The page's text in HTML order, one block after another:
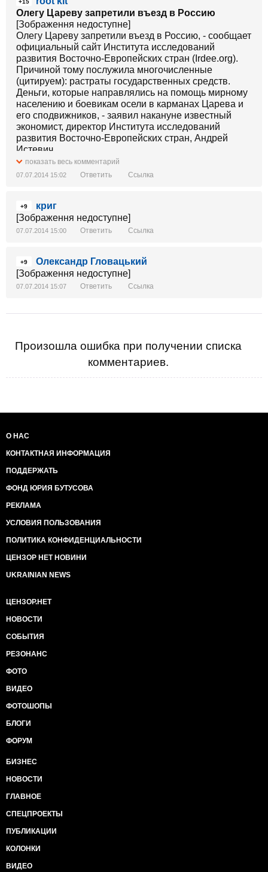
+15
Олегу Цареву запретили въезд в Россию
[Зображення недоступне]
Олегу Цареву запретили въезд в Россию, - сообщает
официальный сайт Института исследований
развития Восточно-Европейских стран (Irdee.org).
Причиной тому послужила многочисленные
(цитируем): растраты государственных средств.
Деньги, которые направлялись на помощь мирному
населению и боевикам осели в карманах Царева и
его сподвижников, - заявил накануне известный
экономист, директор Института исследований
развития Восточно-Европейских стран, Андрей
Истевич.
По его словам, Царев сумел обогатиться на 40
миллионов долларов за считанные недели. Эти
должны были идти на личные нужны Царева.
Первым о ситуации узнал господин Глазьев, он и
доложил куда следует о растрате денежных средств
наиболее мягким вариантом наказания, -
резюмирует Истевич.
А пока что Царев находится в розыске на
показать весь комментарий
07.07.2014 15:02 Ответить Ссылка
+9
криг
[Зображення недоступне]
07.07.2014 15:00 Ответить Ссылка
+9
Олександр Гловацький
[Зображення недоступне]
07.07.2014 15:07 Ответить Ссылка
Произошла ошибка при получении списка
комментариев.
О НАС
КОНТАКТНАЯ ИНФОРМАЦИЯ
ПОДДЕРЖАТЬ
ФОНД ЮРИЯ БУТУСОВА
РЕКЛАМА
УСЛОВИЯ ПОЛЬЗОВАНИЯ
ПОЛИТИКА КОНФИДЕНЦИАЛЬНОСТИ
ЦЕНЗОР НЕТ НОВИНИ
UKRAINIAN NEWS
ЦЕНЗОР.НЕТ
НОВОСТИ
СОБЫТИЯ
РЕЗОНАНС
ФОТО
ВИДЕО
ФОТОШОПЫ
БЛОГИ
ФОРУМ
БИЗНЕС
НОВОСТИ
ГЛАВНОЕ
СПЕЦПРОЕКТЫ
ПУБЛИКАЦИИ
КОЛОНКИ
ВИДЕО